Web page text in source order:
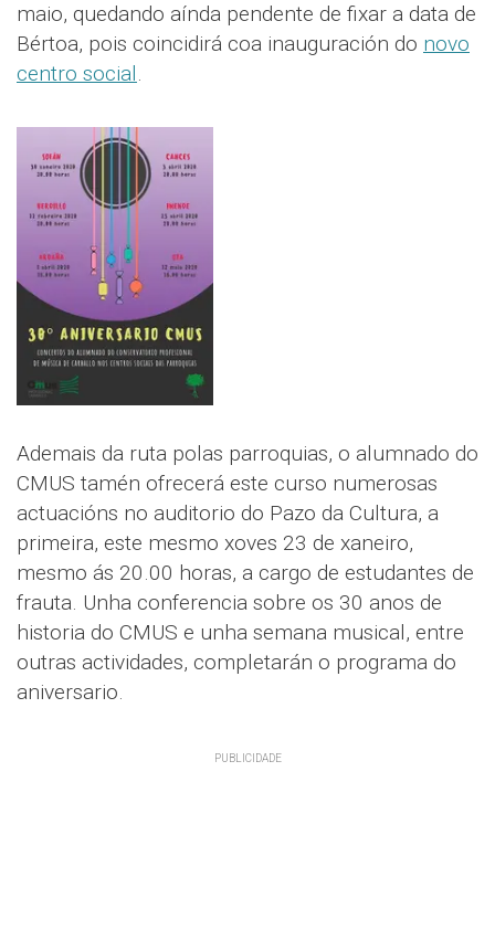
maio, quedando aínda pendente de fixar a data de
Bértoa, pois coincidirá coa inauguración do novo
centro social.
Ademais da ruta polas parroquias, o alumnado do
CMUS tamén ofrecerá este curso numerosas
actuacións no auditorio do Pazo da Cultura, a
primeira, este mesmo xoves 23 de xaneiro,
mesmo ás 20.00 horas, a cargo de estudantes de
frauta. Unha conferencia sobre os 30 anos de
historia do CMUS e unha semana musical, entre
outras actividades, completarán o programa do
aniversario.